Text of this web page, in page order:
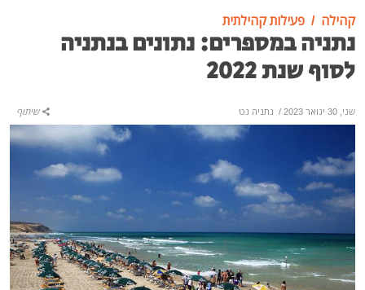
קהילה פעילות קהילתית
נתניה במספרים: נתונים בנתניה
לסוף שנת 2022
שני, 30 ינואר 2023 / נתניה נט שיתוף